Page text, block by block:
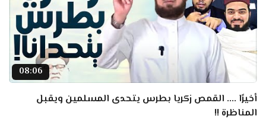
08:06
أخيرًا .... القمص زكريا بطرس يتحدى المسلمين ويقبل
المناظرة !!